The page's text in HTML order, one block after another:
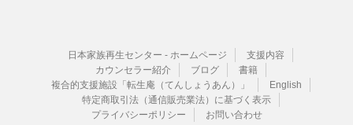
日本家族再生センター - ホームページ
支援内容
カウンセラー紹介
ブログ
書籍
複合的支援施設「転生庵（てんしょうあん）」
English
特定商取引法（通信販売業法）に基づく表示
プライバシーポリシー
お問い合わせ